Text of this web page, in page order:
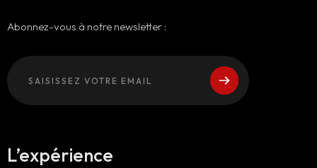
Abonnez-vous à notre newsletter :
L’expérience